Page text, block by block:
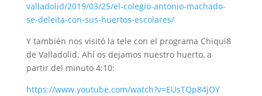
valladolid/2019/03/25/el-colegio-antonio-machado-
se-deleita-con-sus-huertos-escolares/
Y también nos visitó la tele con el programa Chiqui8
de Valladolid. Ahí os dejamos nuestro huerto, a
partir del minuto 4:10:
https://www.youtube.com/watch?v=EUsTQp84jOY